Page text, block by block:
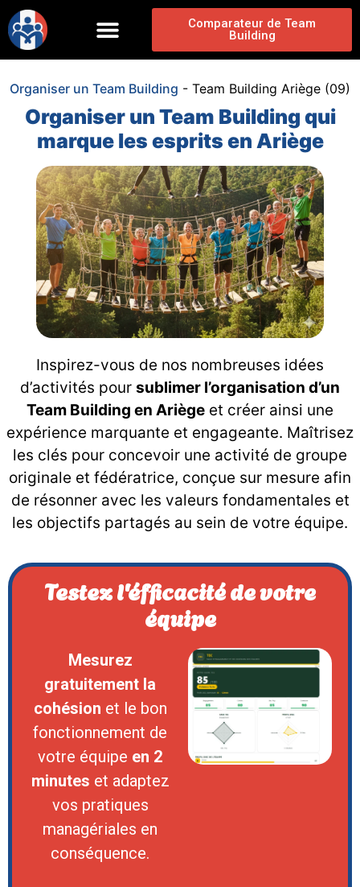
Comparateur de Team
Building
Organiser un Team Building - Team Building Ariège (09)
Organiser un Team Building qui
marque les esprits en Ariège
Inspirez-vous de nos nombreuses idées
d’activités pour sublimer l’organisation d’un
Team Building en Ariège et créer ainsi une
expérience marquante et engageante. Maîtrisez
les clés pour concevoir une activité de groupe
originale et fédératrice, conçue sur mesure afin
de résonner avec les valeurs fondamentales et
les objectifs partagés au sein de votre équipe.
Testez l'éfficacité de votre
équipe
Mesurez
gratuitement la
cohésion et le bon
fonctionnement de
votre équipe en 2
minutes et adaptez
vos pratiques
managériales en
conséquence.